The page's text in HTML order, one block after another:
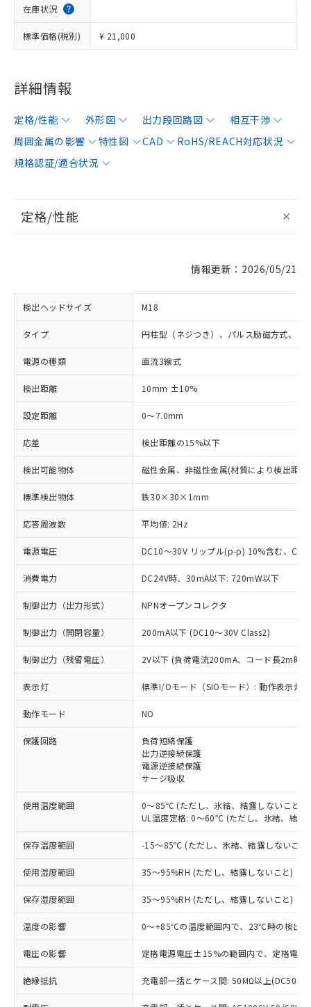
在庫状況
標準価格(税別) ¥ 21,000
詳細情報
定格/性能 外形図 出力段回路図
相互干渉
周囲金属の影響
特性図 CAD
RoHS/REACH対応状況
規格認証/適合状況
定格/性能
情報更新：2026/05/21
検出ヘッドサイズ M18
タイプ 円柱型（ネジつき）、パルス励磁方式、シ
電源の種類 直流3線式
検出距離 10mm ±10%
設定距離 0～7.0mm
応差 検出距離の15%以下
検出可能物体 磁性金属、非磁性金属(材質により検出距
標準検出物体 鉄30×30×1mm
応答周波数 平均値: 2Hz
電源電圧 DC10～30V リップル(p-p) 10%含む、
消費電力 DC24V時、30mA以下: 720mW以下
制御出力（出力形式） NPNオープンコレクタ
制御出力（開閉容量） 200mA以下 (DC10～30V Class2)
制御出力（残留電圧） 2V以下 (負荷電流200mA、コード長2m時)
表示灯 標準I/Oモード（SIOモード）: 動作表示灯(
動作モード NO
保護回路
負荷短絡保護
出力逆接続保護
電源逆接続保護
サージ吸収
使用温度範囲
0～85℃ (ただし、氷結、結露しないこと)
UL温度定格: 0～60℃ (ただし、氷結、結露
保存温度範囲 -15～85℃ (ただし、氷結、結露しないこと)
使用湿度範囲 35～95%RH (ただし、結露しないこと)
保存湿度範囲 35～95%RH (ただし、結露しないこと)
温度の影響 0～+85℃の温度範囲内で、23℃時の検出
電圧の影響 定格電源電圧±15%の範囲内で、定格電
絶縁抵抗 充電部一括とケース間: 50MΩ以上(DC500V
ご利用条件
以下の条件をお読みいただき、同意のうえ
ご利用ください。
商品の当社在庫状況および標準価格
(税抜)を提供させていただくもので
当社制御機器事業取扱商品の中には、
本サービスの対象外となる商品もある
ことをご了承ください。
在庫状況および標準価格照会結果は、
対応済み：EU RoHS指令（10物質）の
非含有に対応した製品が提供可能な商品で
有に対応した製品に切り替える予定のある
対応予定なし：EU RoHS指令（10物質）の
非含有に非対応の商品で、対応品を出す予
定はありません。
調査・確認中：EU RoHS指令（10物質）の
非含有の対応状況を調査中または確認中の
非該当品：ライセンス料など無形物で、有
害物質有無と関係のない商品です。
仕入先様の事情により、非含有部品として
むを得ず変更することがあります。
※1 中国RoHS○×表
「○」：最大均質材料含有率が中国RoHSの
基準値以下であることを示します。
「×」：最大均質材料含有率が中国RoHSの
基準値を超えていることを示します。
「－」：未確認です。当社販売部門へお問
当社は、これら貴社製品のうち、外国